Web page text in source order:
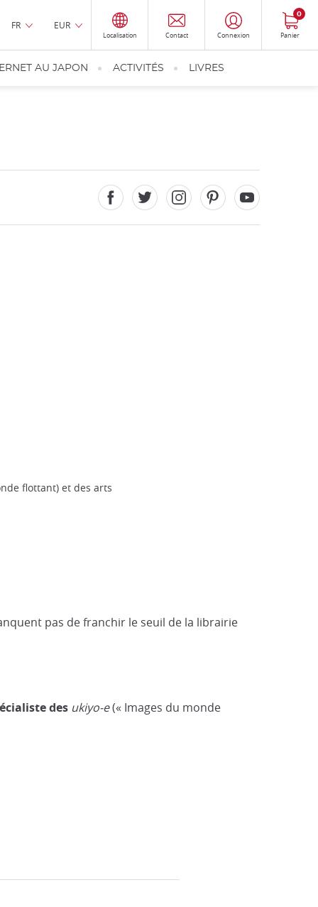
FR EUR
Localisation Contact Connexion Panier
0
AU JAPON ACTIVITÉS LIVRES
flottant) et des arts
pas de franchir le seuil de la librairie
des ukiyo-e(« Images du monde